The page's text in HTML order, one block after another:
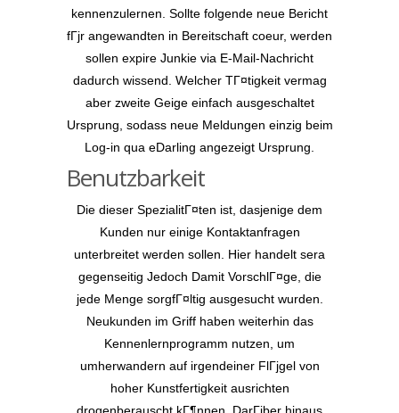
kennenzulernen. Sollte folgende neue Bericht
fГјr angewandten in Bereitschaft coeur, werden
sollen expire Junkie via E-Mail-Nachricht
dadurch wissend. Welcher TГ¤tigkeit vermag
aber zweite Geige einfach ausgeschaltet
Ursprung, sodass neue Meldungen einzig beim
Log-in qua eDarling angezeigt Ursprung.
Benutzbarkeit
Die dieser SpezialitГ¤ten ist, dasjenige dem
Kunden nur einige Kontaktanfragen
unterbreitet werden sollen. Hier handelt sera
gegenseitig Jedoch Damit VorschlГ¤ge, die
jede Menge sorgfГ¤ltig ausgesucht wurden.
Neukunden im Griff haben weiterhin das
Kennenlernprogramm nutzen, um
umherwandern auf irgendeiner FlГјgel von
hoher Kunstfertigkeit ausrichten